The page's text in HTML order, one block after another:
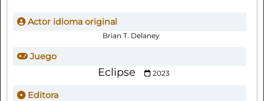
Actor idioma original
Brian T. Delaney
Juego
Eclipse 2023
Editora